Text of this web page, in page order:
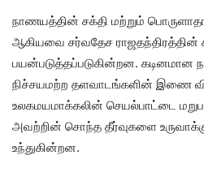
நாணயத்தின் சக்தி மற்றும்
ஆகியவை சர்வதேச ராஜதந்திரத்தின்
பயன்படுத்தப்படுகின்றன. கடினமான
நிச்சயமற்ற தளவாடங்களின் இணை
உலகமயமாக்கலின் செயல்பாட்டை
அவற்றின் சொந்த தீர்வுகளை
உந்துகின்றன.